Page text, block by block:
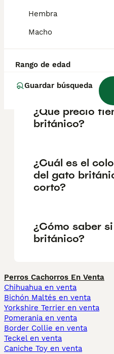
Hembra
Macho
Rango de edad
Guardar búsqueda
reputación del criador
criadores
de comprometerse
¿Qué precio
británico?
¿Cuál es el
del gato
corto?
¿Cómo saber
británico?
Perros Cachorros En Venta
Chihuahua en venta
Bichón Maltés en venta
Yorkshire Terrier en venta
Pomerania en venta
Border Collie en venta
Teckel en venta
Caniche Toy en venta